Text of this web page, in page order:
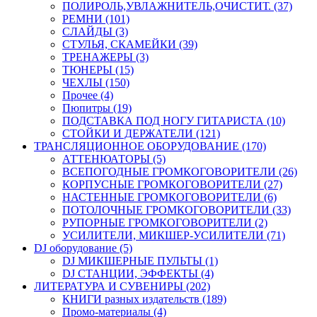
ПОЛИРОЛЬ,УВЛАЖНИТЕЛЬ,ОЧИСТИТ. (37)
РЕМНИ (101)
СЛАЙДЫ (3)
СТУЛЬЯ, СКАМЕЙКИ (39)
ТРЕНАЖЕРЫ (3)
ТЮНЕРЫ (15)
ЧЕХЛЫ (150)
Прочее (4)
Пюпитры (19)
ПОДСТАВКА ПОД НОГУ ГИТАРИСТА (10)
СТОЙКИ И ДЕРЖАТЕЛИ (121)
ТРАНСЛЯЦИОННОЕ ОБОРУДОВАНИЕ (170)
АТТЕНЮАТОРЫ (5)
ВСЕПОГОДНЫЕ ГРОМКОГОВОРИТЕЛИ (26)
КОРПУСНЫЕ ГРОМКОГОВОРИТЕЛИ (27)
НАСТЕННЫЕ ГРОМКОГОВОРИТЕЛИ (6)
ПОТОЛОЧНЫЕ ГРОМКОГОВОРИТЕЛИ (33)
РУПОРНЫЕ ГРОМКОГОВОРИТЕЛИ (2)
УСИЛИТЕЛИ, МИКШЕР-УСИЛИТЕЛИ (71)
DJ оборудование (5)
DJ МИКШЕРНЫЕ ПУЛЬТЫ (1)
DJ СТАНЦИИ, ЭФФЕКТЫ (4)
ЛИТЕРАТУРА И СУВЕНИРЫ (202)
КНИГИ разных издательств (189)
Промо-материалы (4)